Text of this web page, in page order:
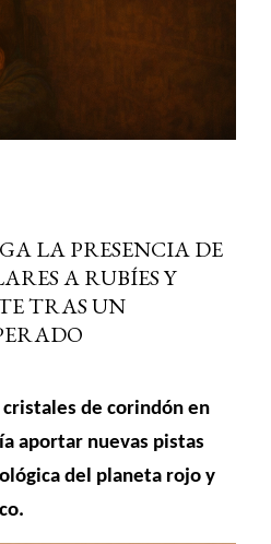
LA PRESENCIA DE
A RUBÍES Y
TRAS UN
de corindón en
aportar nuevas pistas
del planeta rojo y